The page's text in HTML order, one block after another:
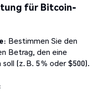
für Bitcoin-
: Bestimmen Sie den
Betrag, den eine
(z. B. 5 % oder $500).